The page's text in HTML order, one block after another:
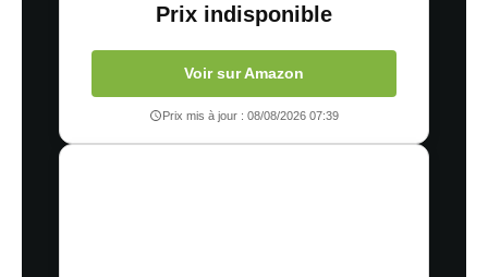
Prix indisponible
Voir sur Amazon
Prix mis à jour : 08/08/2026 07:39